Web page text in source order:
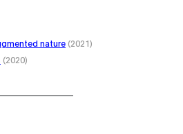
nature (2021)
(2020)